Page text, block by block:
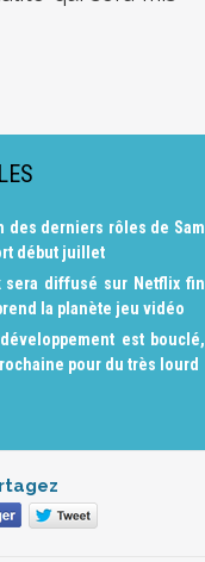
des derniers rôles de Sam
début juillet
sera diffusé sur Netflix fin
la planète jeu vidéo
est bouclé,
pour du très lourd